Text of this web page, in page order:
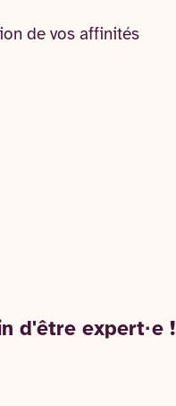
de vos affinités
d'être expert·e !